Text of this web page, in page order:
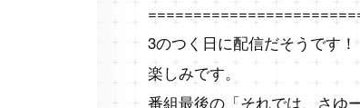
3のつく日に配信だそうです！
楽しみです。
番組最後の「それでは、さゆ